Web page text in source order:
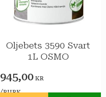
Oljebets 3590 Svart
1L OSMO
945,00 KR
/BURK